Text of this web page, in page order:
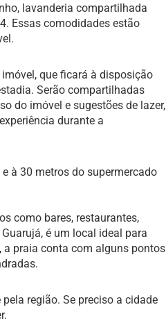
lavanderia compartilhada
Essas comodidades estão
que ficará à disposição
Serão compartilhadas
do imóvel e sugestões de lazer,
durante a
à 30 metros do supermercado
como bares, restaurantes,
é um local ideal para
praia conta com alguns pontos
região. Se preciso a cidade